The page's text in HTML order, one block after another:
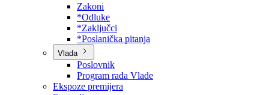
Poslovnik
Program rada Skupštine
Budžet 2026
Zakoni
*Odluke
*Zaključci
*Poslanička pitanja
Vlada